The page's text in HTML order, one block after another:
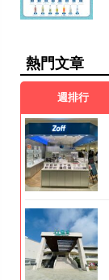
熱門文章
週排行